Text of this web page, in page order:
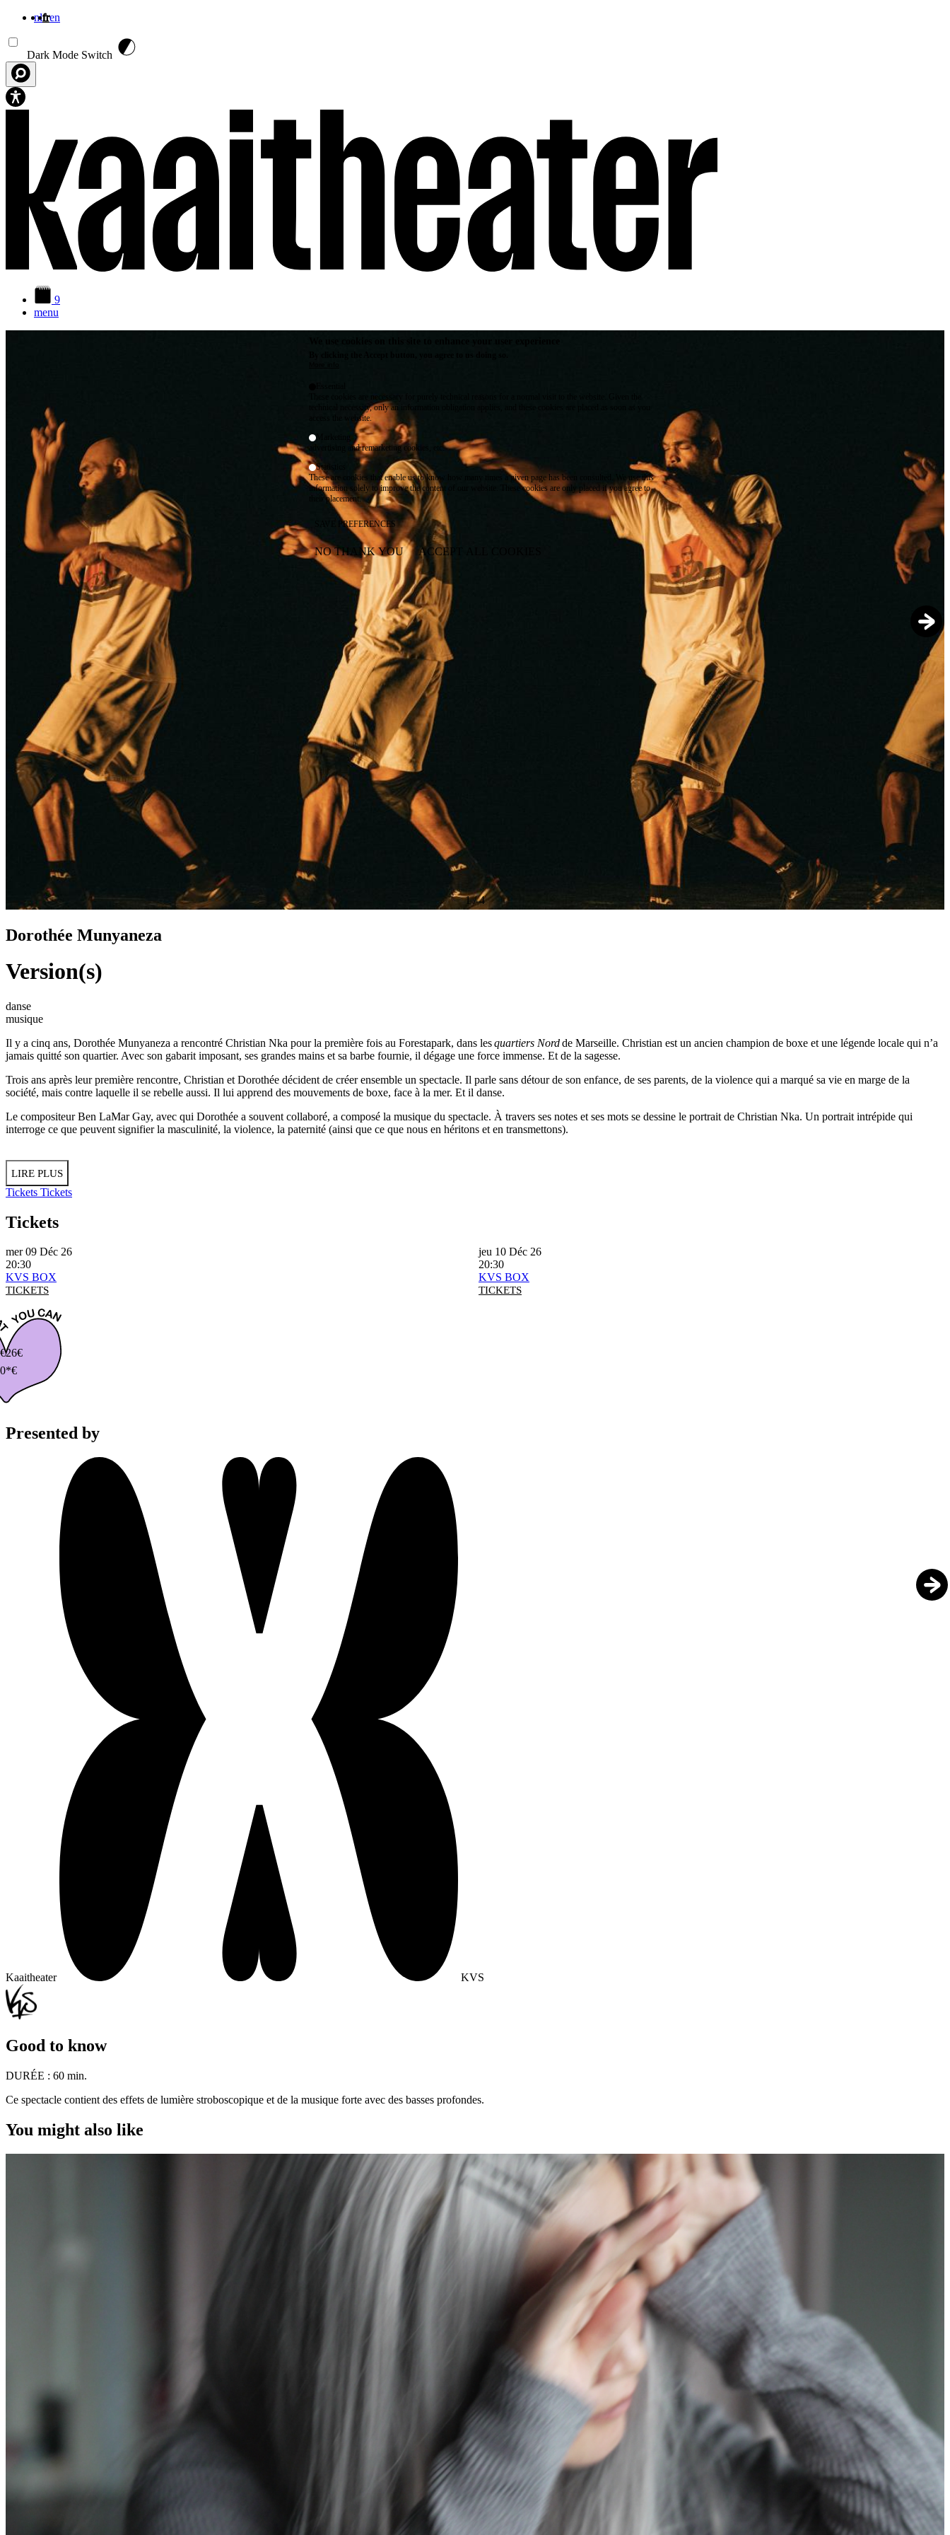
nlfren
Dark Mode Switch
9
menu
1/4
Dorothée Munyaneza
Version(s)
danse
musique
Il y a cinq ans, Dorothée Munyaneza a rencontré Christian Nka pour la première fois au Forestapark, dans lesquartiers Nordde Marseille. Christian est un ancien champion de boxe et une légende locale qui n’a
jamais quitté son quartier. Avec son gabarit imposant, ses grandes mains et sa barbe fournie, il dégage une force immense. Et de la sagesse.
Trois ans après leur première rencontre, Christian et Dorothée décident de créer ensemble un spectacle. Il parle sans détour de son enfance, de ses parents, de la violence qui a marqué sa vie en marge de la
société, mais contre laquelle il se rebelle aussi. Il lui apprend des mouvements de boxe, face à la mer. Et il danse.
Le compositeur Ben LaMar Gay, avec qui Dorothée a souvent collaboré, a composé la musique du spectacle. À travers ses notes et ses mots se dessine le portrait de Christian Nka. Un portrait intrépide qui
interroge ce que peuvent signifier la masculinité, la violence, la paternité (ainsi que ce que nous en héritons et en transmettons).
LIRE PLUS
Tickets Tickets
Tickets
mer 09 Déc 26
20:30
KVS BOX
TICKETS
jeu 10 Déc 26
20:30
KVS BOX
TICKETS
26€
Presented by
Kaaitheater KVS
Good to know
DURÉE : 60 min.
Ce spectacle contient des effets de lumière stroboscopique et de la musique forte avec des basses profondes.
You might also like
These cookies are necessary for purely technical reasons for a normal visit to the website. Given the
technical necessity, only an information obligation applies, and these cookies are placed as soon as you
access the website.
Marketing
advertising and remarketing cookies, etc.
Statistics
These are cookies that enable us to know how many times a given page has been consulted. We use this
information solely to improve the content of our website. These cookies are only placed if you agree to
their placement.
SAVE PREFERENCES
NO THANK YOU ACCEPT ALL COOKIES
WITHDRAW CONSENT